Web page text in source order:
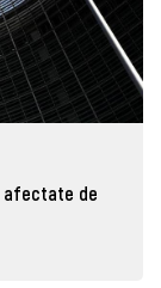
afectate de